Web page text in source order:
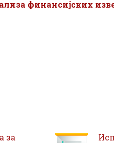
финансијских
за